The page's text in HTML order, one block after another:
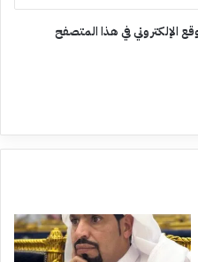
الإلكتروني في هذا المتصفح